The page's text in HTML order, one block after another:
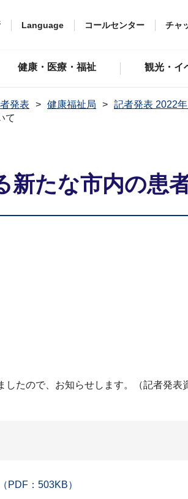
Language コールセンター チャ
健康・医療・福祉 観光・イ
発表 健康福祉局
記者発表 2022
て
たな市内の患
たので、お知らせします。（記者発表
PDF：503KB）